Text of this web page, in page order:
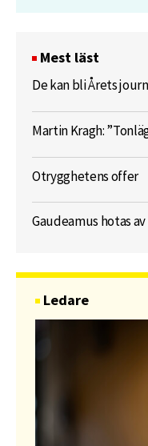
Mest läst
De kan bli Årets
Martin Kragh:
Otrygghetens offer
Gaudeamus hotas
Ledare